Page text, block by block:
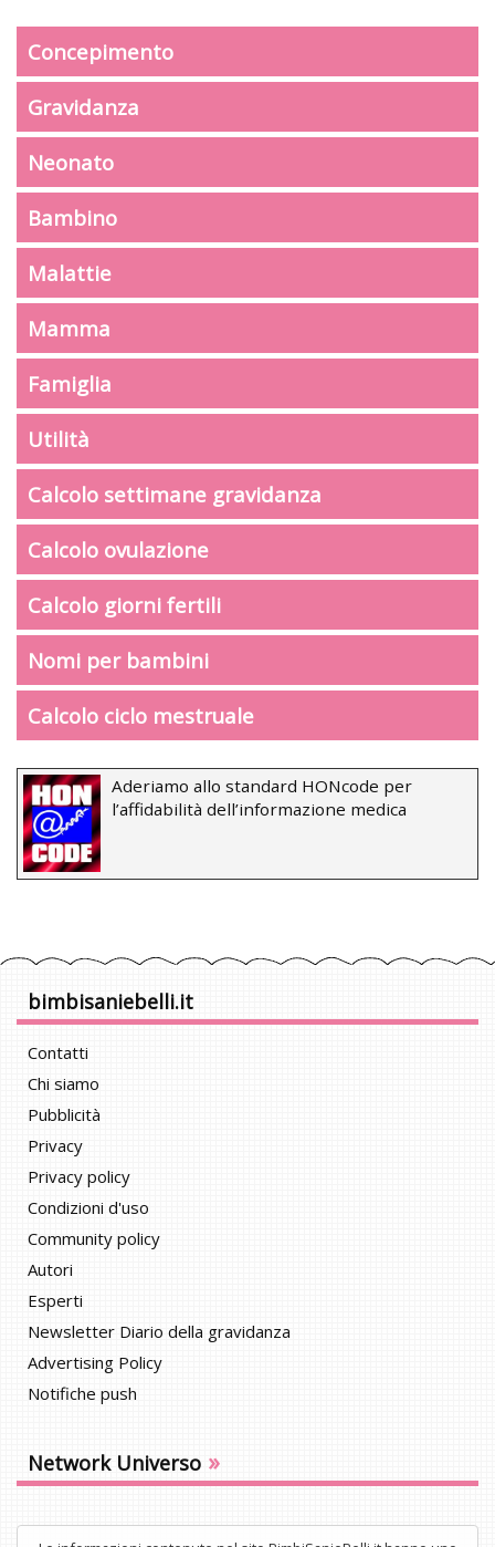
Concepimento
Gravidanza
Neonato
Bambino
Malattie
Mamma
Famiglia
Utilità
Calcolo settimane gravidanza
Calcolo ovulazione
Calcolo giorni fertili
Nomi per bambini
Calcolo ciclo mestruale
Aderiamo allo standard HONcode per
l’affidabilità dell’informazione medica
bimbisaniebelli.it
Contatti
Chi siamo
Pubblicità
Privacy
Privacy policy
Condizioni d'uso
Community policy
Autori
Esperti
Newsletter Diario della gravidanza
Advertising Policy
Notifiche push
Network Universo »